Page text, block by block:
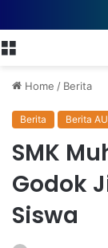
Home / Berita
Berita Berita
SMK
Godok
Siswa